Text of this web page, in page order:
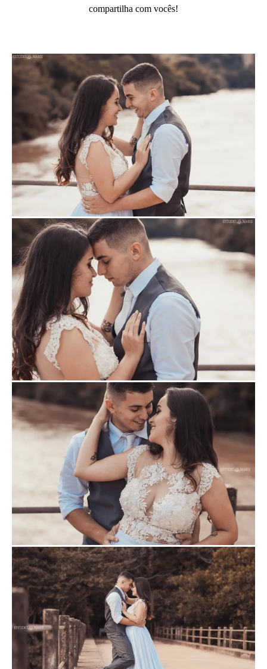
compartilha com vocês!